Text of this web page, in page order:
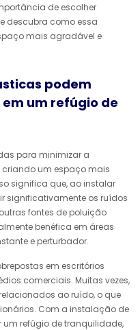
de escolher
descubra como essa
mais agradável e
podem
um refúgio de
para minimizar a
criando um espaço mais
significa que, ao instalar
significativamente os ruídos
fontes de poluição
benéfica em áreas
e perturbador.
em escritórios
comerciais. Muitas vezes,
ao ruído, o que
Com a instalação de
refúgio de tranquilidade,